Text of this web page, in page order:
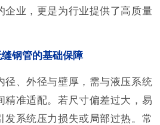
企业，更是为行业提供了高质量
钢管的基础保障
径、外径与壁厚，需与液压系统
精准适配。若尺寸偏差过大，易
发系统压力损失或局部过热。常